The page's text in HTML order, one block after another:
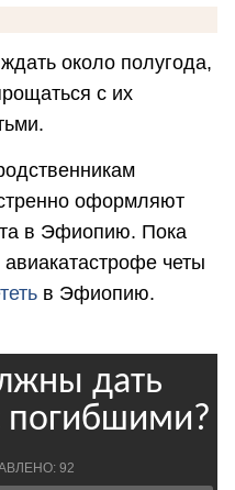
около полугода,
с их
оформляют
в Эфиопию. Пока
четы
в Эфиопию.